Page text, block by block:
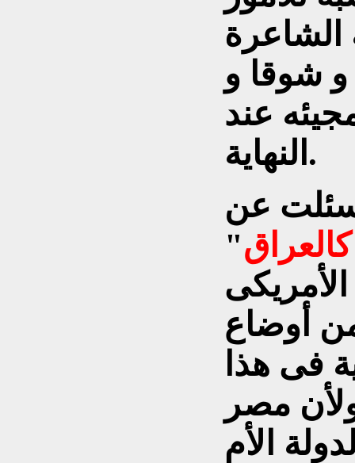
الشاعرة
و شوقا و
عند
النهاية.
سئلت عن
"
أوضاع
فى هذا
مصر
الأم